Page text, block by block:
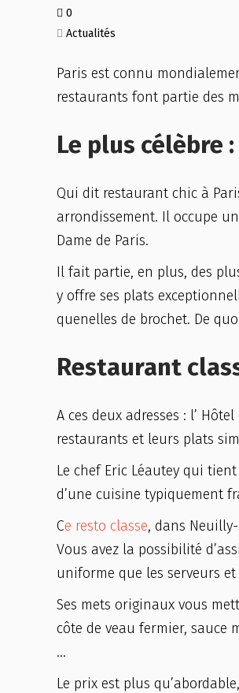
0
Actualités
Paris est connu
restaurants font partie des
Le plus célèbre
Qui dit restaurant chic à
arrondissement. Il occupe
Dame de Paris.
Il fait partie, en plus, des
y offre ses plats
quenelles de brochet. De
Restaurant
A ces deux adresses : l’
restaurants et leurs plats
Le chef Eric Léautey qui
d’une cuisine typiquement
Ce resto classe, dans
Vous avez la possibilité
uniforme que les serveurs
Ses mets originaux vous
côte de veau fermier, sauce
…
Le prix est plus